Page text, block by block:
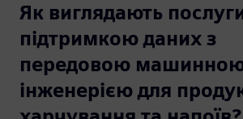
Як виглядають
підтримкою даних з
передовою
інженерією для